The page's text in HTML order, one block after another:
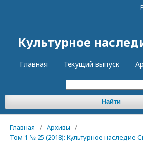
Культурное
Главная Текущий выпуск
Найти
Главная / Архивы
/
Том 1 № 25 (2018): Культурное наследие